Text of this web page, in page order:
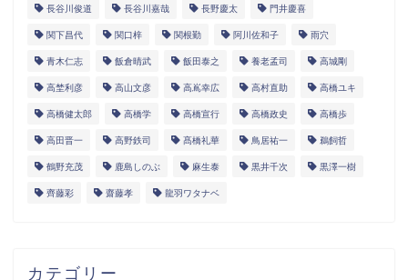
長谷川俊道 長谷川嘉哉 長野慶太 門井慶喜
関下昌代 関口梓 関根勤 阿川佐和子 雨穴
青木仁志 飯倉晴武 飯田泰之 養老孟司 高城剛
高埜利彦 高山文彦 高嶌幸広 高村直助 高橋ユキ
高橋健太郎 高橋学 高橋宣行 高橋政史 高橋歩
高田晋一 高野鉄司 髙橋礼華 鳥居祐一 鵜飼哲
鶴野充茂 鹿島しのぶ 麻生泰 黒井千次 黒澤一樹
齊藤彩 齋藤孝 龍羽ワタナベ
カテゴリー